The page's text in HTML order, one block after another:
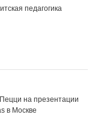
педагогика
на презентации
в Москве